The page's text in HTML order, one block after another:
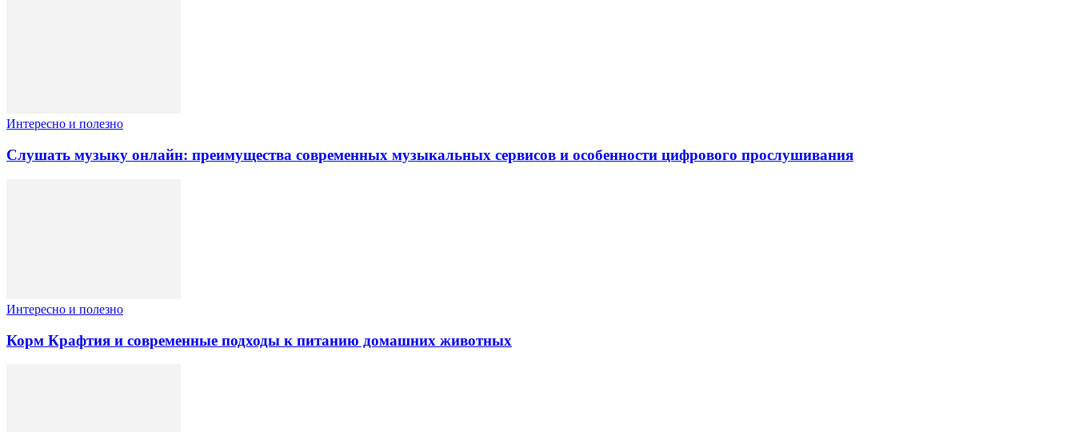
Интересно и полезно
Слушать музыку онлайн: преимущества современных музыкальных сервисов и особенности цифрового прослушивания
Интересно и полезно
Корм Крафтия и современные подходы к питанию домашних животных